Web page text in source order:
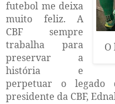
O
futebol me deixa
muito feliz. A
CBF sempre
trabalha para
preservar a
história e
perpetuar o legado
presidente da CBF,